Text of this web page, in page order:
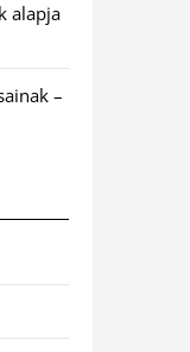
alapja
–